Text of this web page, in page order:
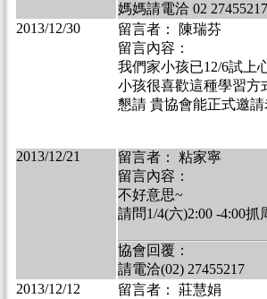
媽媽請電洽 02 27455217
2013/12/30
留言者： 陳瑞芬
留言內容：
我們家小孩已12/6試上
小孩很喜歡這種學習方
懇請 貴協會能正式邀
2013/12/21
留言者： 粘家寧
留言內容：
不好意思~
請問1/4(六)2:00 -4:00
協會回覆：
請電洽(02) 27455217
2013/12/12
留言者： 莊慧娟